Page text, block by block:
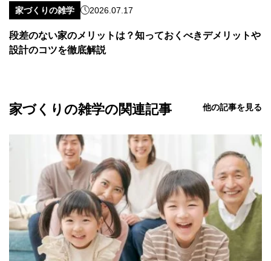
家づくりの雑学 2026.07.17
段差のない家のメリットは？知っておくべきデメリットや
設計のコツを徹底解説
家づくりの雑学の関連記事 他の記事を見る